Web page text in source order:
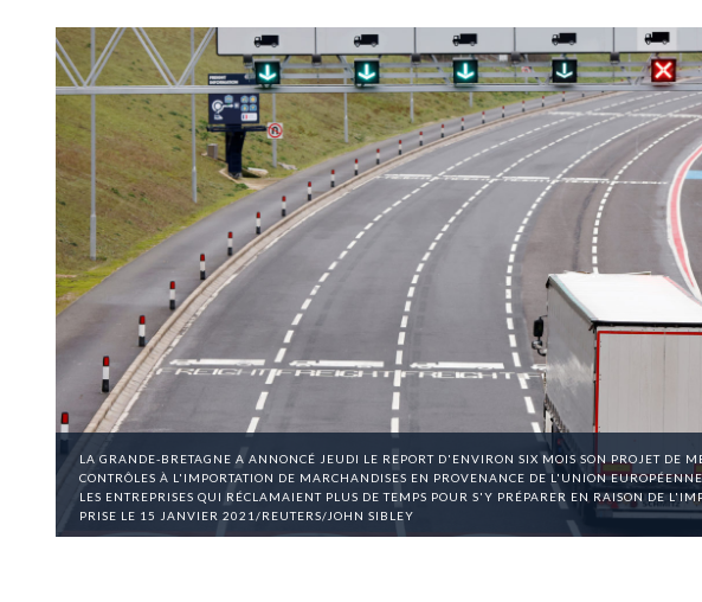
LA GRANDE-BRETAGNE A ANNONCÉ JEUDI LE REPORT D'ENVIRON SIX MOIS SON PROJET DE
CONTRÔLES À L'IMPORTATION DE MARCHANDISES EN PROVENANCE DE L'UNION
LES ENTREPRISES QUI RÉCLAMAIENT PLUS DE TEMPS POUR S'Y PRÉPARER EN RAISON DE
PRISE LE 15 JANVIER 2021/REUTERS/JOHN SIBLEY